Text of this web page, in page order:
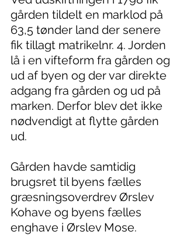
gården tildelt en marklod på
63,5 tønder land der senere
fik tillagt matrikelnr. 4. Jorden
lå i en vifteform fra gården og
ud af byen og der var direkte
adgang fra gården og ud på
marken. Derfor blev det ikke
nødvendigt at flytte gården
ud.
Gården havde samtidig
brugsret til byens fælles
græsningsoverdrev Ørslev
Kohave og byens fælles
enghave i Ørslev Mose.